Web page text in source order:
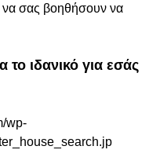
να σας βοηθήσουν να
ιδανικό για εσάς